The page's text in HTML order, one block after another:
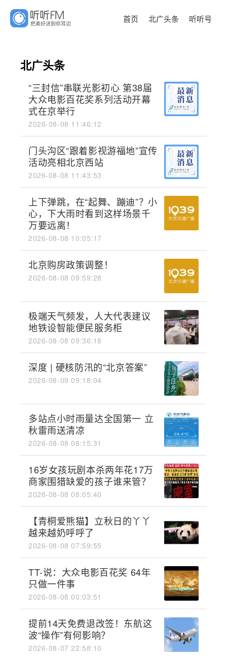
首页 北广头条 听听号
北广头条
“三封信”串联光影初心 第38届
大众电影百花奖系列活动开幕
式在京举行
2026-08-08 11:46:12
门头沟区“跟着影视游福地”宣传
活动亮相北京西站
2026-08-08 11:43:53
上下弹跳，在“起舞、蹦迪”？小
心，下大雨时看到这样场景千
万要远离！
2026-08-08 10:05:17
北京购房政策调整！
2026-08-08 09:59:28
极端天气频发，人大代表建议
地铁设智能便民服务柜
2026-08-08 09:36:18
深度 | 硬核防汛的“北京答案”
2026-08-09 09:18:04
多站点小时雨量达全国第一 立
秋雷雨送清凉
2026-08-08 08:15:31
16岁女孩玩剧本杀两年花17万
商家围猎缺爱的孩子谁来管？
2026-08-08 08:05:40
【青桐爱熊猫】立秋日的丫丫
越来越奶呼呼了
2026-08-08 07:59:55
TT-说：大众电影百花奖 64年
只做一件事
2026-08-08 00:03:51
提前14天免费退改签！东航这
波“操作”有何影响？
2026-08-07 22:58:10